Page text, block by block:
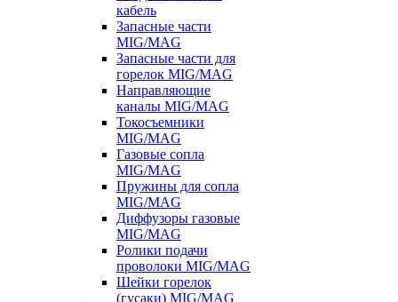
кабель
Запасные части
MIG/MAG
Запасные части для
горелок MIG/MAG
Направляющие
каналы MIG/MAG
Токосъемники
MIG/MAG
Газовые сопла
MIG/MAG
Пружины для сопла
MIG/MAG
Диффузоры газовые
MIG/MAG
Ролики подачи
проволоки MIG/MAG
Шейки горелок
(гусаки) MIG/MAG